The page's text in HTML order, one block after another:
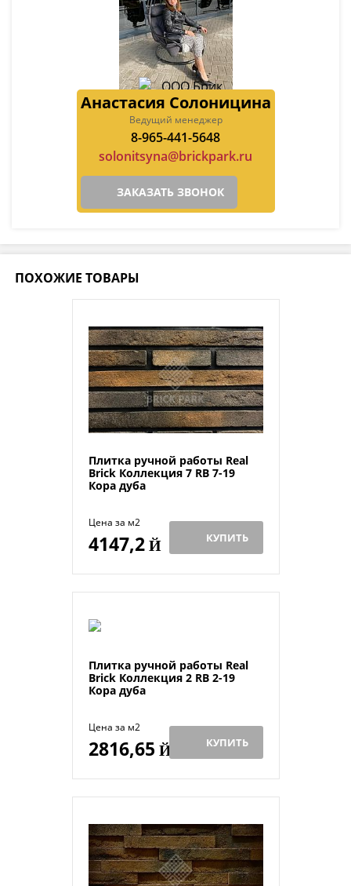
Анастасия Солоницина
Ведущий менеджер
8-965-441-5648
solonitsyna@brickpark.ru
ЗАКАЗАТЬ ЗВОНОК
ПОХОЖИЕ ТОВАРЫ
Плитка ручной работы Real
Brick Коллекция 7 RB 7-19
Кора дуба
Цена за м2
4147,2Й КУПИТЬ
Плитка ручной работы Real
Brick Коллекция 2 RB 2-19
Кора дуба
Цена за м2
2816,65 Й КУПИТЬ